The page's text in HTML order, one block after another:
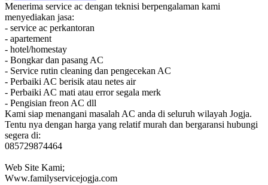
Menerima service ac dengan teknisi berpengalaman kami
menyediakan jasa:
- service ac perkantoran
- apartement
- hotel/homestay
- Bongkar dan pasang AC
- Service rutin cleaning dan pengecekan AC
- Perbaiki AC berisik atau netes air
- Perbaiki AC mati atau error segala merk
- Pengisian freon AC dll
Kami siap menangani masalah AC anda di seluruh wilayah Jogja.
Tentu nya dengan harga yang relatif murah dan bergaransi hubungi
segera di:
085729874464
Web Site Kami;
Www.familyservicejogja.com